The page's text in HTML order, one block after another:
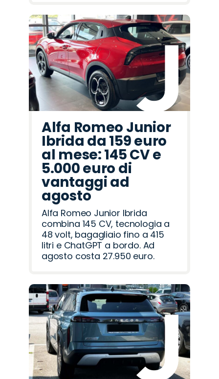
Alfa Romeo Junior
Ibrida da 159 euro
al mese: 145 CV e
5.000 euro di
vantaggi ad
agosto
Alfa Romeo Junior Ibrida
combina 145 CV, tecnologia a
48 volt, bagagliaio fino a 415
litri e ChatGPT a bordo. Ad
agosto costa 27.950 euro.